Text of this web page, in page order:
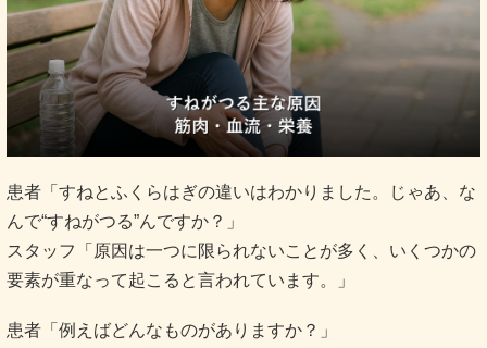
患者「すねとふくらはぎの違いはわかりました。じゃあ、な
んで“すねがつる”んですか？」
スタッフ「原因は一つに限られないことが多く、いくつかの
要素が重なって起こると言われています。」
患者「例えばどんなものがありますか？」